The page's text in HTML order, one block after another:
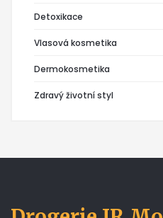
Detoxikace
Vlasová kosmetika
Dermokosmetika
Zdravý životní styl